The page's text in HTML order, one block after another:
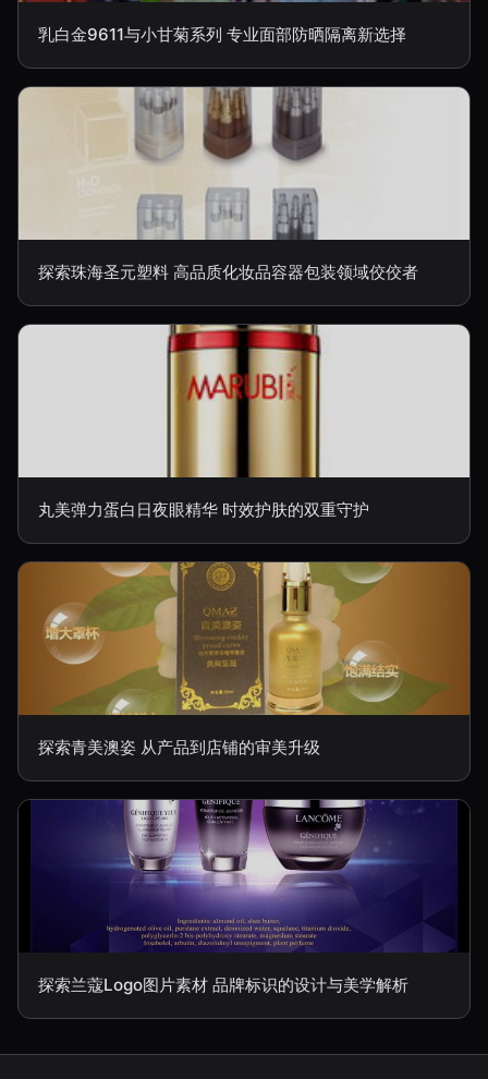
乳白金9611与小甘菊系列 专业面部防晒隔离新选择
探索珠海圣元塑料 高品质化妆品容器包装领域佼佼者
丸美弹力蛋白日夜眼精华 时效护肤的双重守护
探索青美澳姿 从产品到店铺的审美升级
探索兰蔻Logo图片素材 品牌标识的设计与美学解析